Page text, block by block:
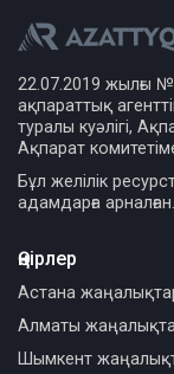
22.07.2019 жылғы
ақпараттық
туралы куәлігі,
Ақпарат
Бұл желілік
адамдарға арналған.
Өңірлер
Астана
Алматы
Шымкент